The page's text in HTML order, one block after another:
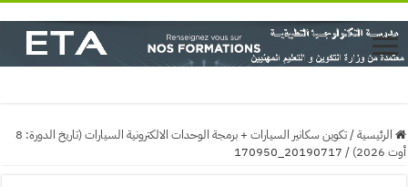
الرئيسية/
تكوين سكانير السيارات + برمجة الوحدات الالكترونية السيارات (تاريخ الدورة: 8
أوت 2026)
/
20190717_170950